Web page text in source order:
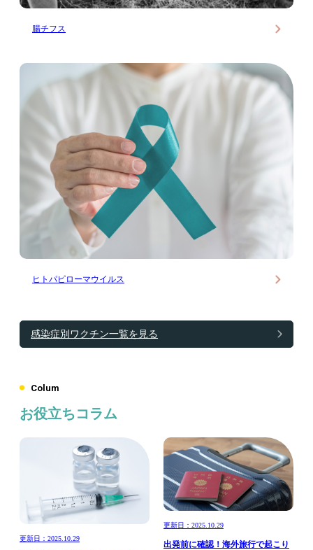
腸チフス
ヒトパピローマウイルス
感染症別ワクチン一覧を見る
Colum
お役立ちコラム
更新日：2025.10.29
更新日：2025.10.29
出発前に確認！海外旅行で起こり